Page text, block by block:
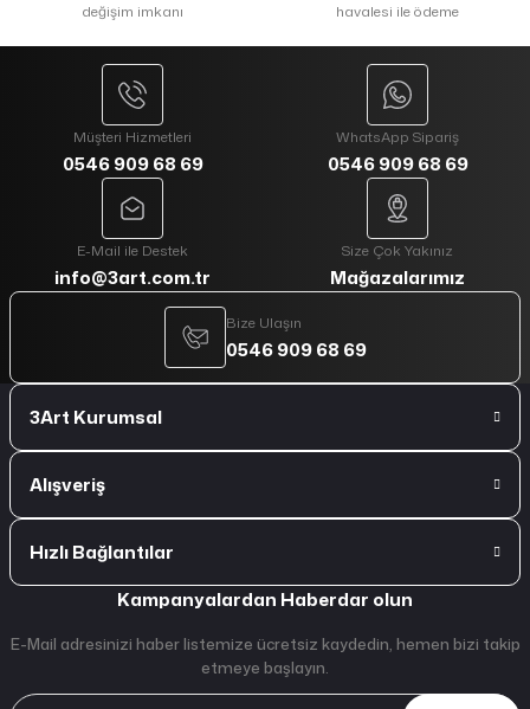
değişim imkanı
havalesi ile ödeme
Müşteri Hizmetleri
0546 909 68 69
WhatsApp Sipariş
0546 909 68 69
E-Mail ile Destek
info@3art.com.tr
Size Çok Yakınız
Mağazalarımız
Bize Ulaşın
0546 909 68 69
3Art Kurumsal
Alışveriş
Hızlı Bağlantılar
Kampanyalardan Haberdar olun
E-Mail adresinizi haber listemize ücretsiz kaydedin, hemen bizi takip
etmeye başlayın.